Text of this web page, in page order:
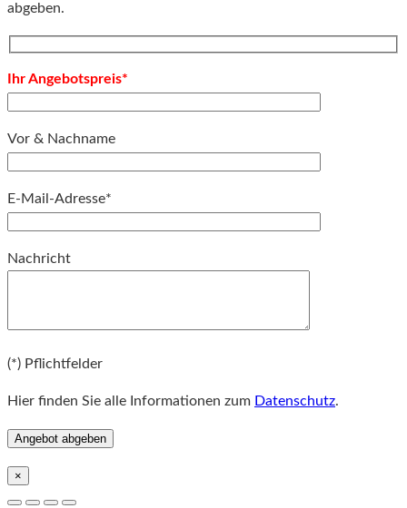
abgeben.
Ihr Angebotspreis*
Vor & Nachname
E-Mail-Adresse*
Nachricht
(*) Pflichtfelder
Hier finden Sie alle Informationen zum Datenschutz.
×